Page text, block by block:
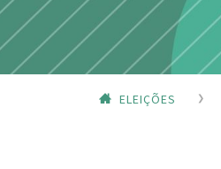
ELEIÇÕES